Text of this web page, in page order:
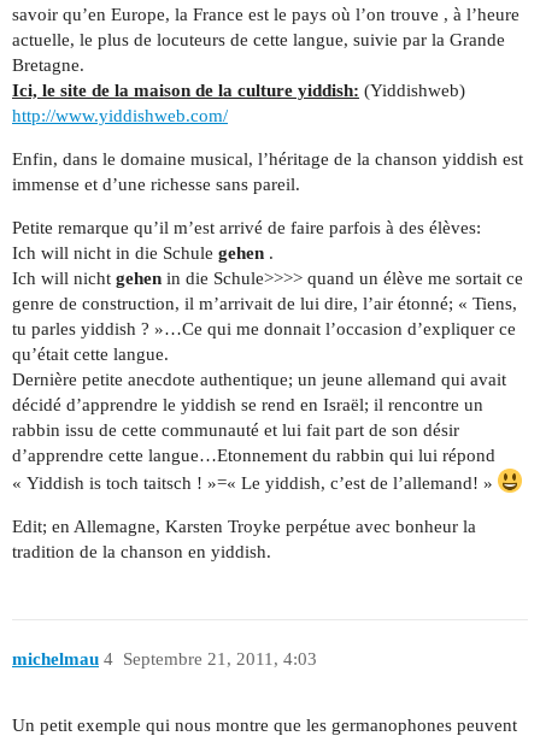
savoir qu’en Europe, la France est le pays où l’on trouve , à l’heure
actuelle, le plus de locuteurs de cette langue, suivie par la Grande
Bretagne.
Ici, le site de la maison de la culture yiddish: (Yiddishweb)
http://www.yiddishweb.com/
Enfin, dans le domaine musical, l’héritage de la chanson yiddish est
immense et d’une richesse sans pareil.
Petite remarque qu’il m’est arrivé de faire parfois à des élèves:
Ich will nicht in die Schule gehen .
Ich will nicht gehen in die Schule>>>> quand un élève me sortait ce
genre de construction, il m’arrivait de lui dire, l’air étonné; « Tiens,
tu parles yiddish ? »…Ce qui me donnait l’occasion d’expliquer ce
qu’était cette langue.
Dernière petite anecdote authentique; un jeune allemand qui avait
décidé d’apprendre le yiddish se rend en Israël; il rencontre un
rabbin issu de cette communauté et lui fait part de son désir
d’apprendre cette langue…Etonnement du rabbin qui lui répond
« Yiddish is toch taitsch ! »=« Le yiddish, c’est de l’allemand! »
Edit; en Allemagne, Karsten Troyke perpétue avec bonheur la
tradition de la chanson en yiddish.
michelmau Septembre 21, 2011, 4:03
4
Un petit exemple qui nous montre que les germanophones peuvent